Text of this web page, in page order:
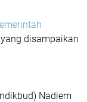
disampaikan
Nadiem